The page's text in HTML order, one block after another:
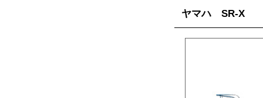
ヤマハ SR-X